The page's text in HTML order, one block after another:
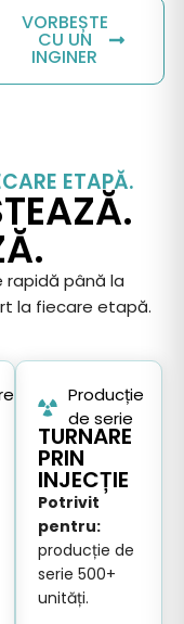
VORBEȘTE
CU UN
INGINER
ETAPĂ.
până la
la fiecare etapă.
Producție
de serie
TURNARE
PRIN
INJECȚIE
Potrivit
pentru:
producție de
serie 500+
unități.